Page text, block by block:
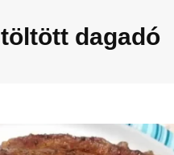
töltött dagadó